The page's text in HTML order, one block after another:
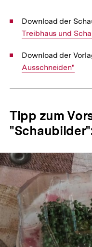
Download der
Treibhaus und
Download der
Ausschneiden"
Tipp zum